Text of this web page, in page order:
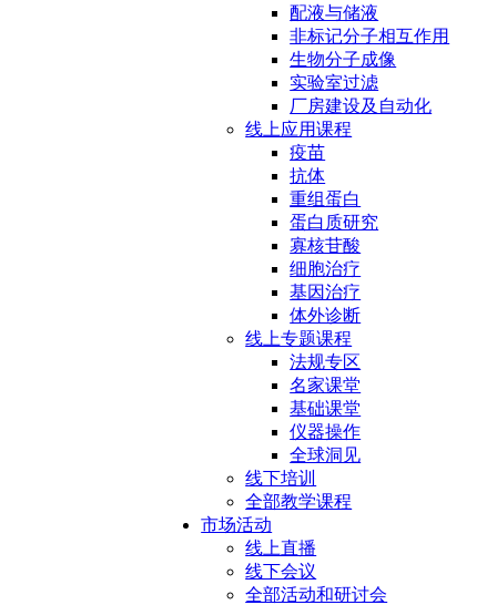
配液与储液
非标记分子相互作用
生物分子成像
实验室过滤
厂房建设及自动化
线上应用课程
疫苗
抗体
重组蛋白
蛋白质研究
寡核苷酸
细胞治疗
基因治疗
体外诊断
线上专题课程
法规专区
名家课堂
基础课堂
仪器操作
全球洞见
线下培训
全部教学课程
市场活动
线上直播
线下会议
全部活动和研讨会